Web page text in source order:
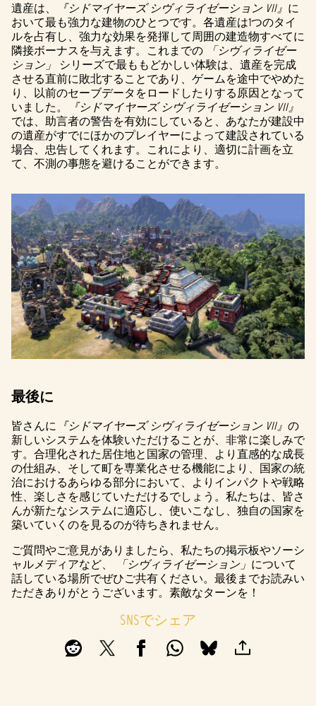
遺産は、
『シドマイヤーズ シヴィライゼーション VII』 に
おいて最も強力な建物のひとつです。各遺産は1つのタイ
ルを占有し、強力な効果を発揮して周囲の建造物すべてに
隣接ボーナスを与えます。これまでの
「シヴィライゼー
ション」
シリーズで最ももどかしい体験は、遺産を完成
させる直前に敗北することであり、ゲームを途中でやめた
り、以前のセーブデータをロードしたりする原因となって
いました。
『シドマイヤーズ シヴィライゼーション VII』
では、助言者の警告を有効にしていると、あなたが建設中
の遺産がすでにほかのプレイヤーによって建設されている
場合、忠告してくれます。これにより、適切に計画を立
て、不測の事態を避けることができます。
最後に
皆さんに 『シドマイヤーズ シヴィライゼーション VII』 の
新しいシステムを体験いただけることが、非常に楽しみで
す。合理化された居住地と国家の管理、より直感的な成長
の仕組み、そして町を専業化させる機能により、国家の統
治におけるあらゆる部分において、よりインパクトや戦略
性、楽しさを感じていただけるでしょう。私たちは、皆さ
んが新たなシステムに適応し、使いこなし、独自の国家を
築いていくのを見るのが待ちきれません。
ご質問やご意見がありましたら、私たちの掲示板やソーシ
ャルメディアなど、
「シヴィライゼーション」 について
話している場所でぜひご共有ください。最後までお読みい
ただきありがとうございます。素敵なターンを！
SNSでシェア